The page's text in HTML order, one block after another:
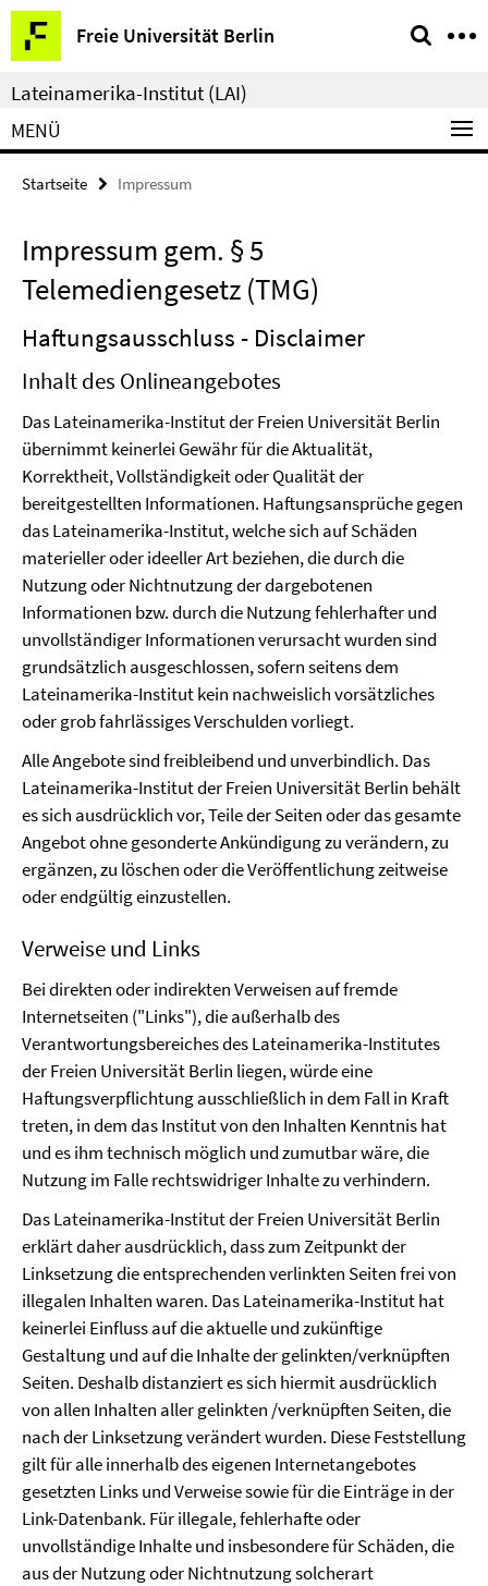
Springe
direkt
zu
Inhalt
Freie Universität Berlin
Service-
Navigation
Lateinamerika-Institut (LAI)
MENÜ
Startseite Impressum
Impressum gem. § 5
Telemediengesetz (TMG)
Haftungsausschluss - Disclaimer
Inhalt des Onlineangebotes
Das Lateinamerika-Institut der Freien Universität Berlin
übernimmt keinerlei Gewähr für die Aktualität,
Korrektheit, Vollständigkeit oder Qualität der
bereitgestellten Informationen. Haftungsansprüche gegen
das Lateinamerika-Institut, welche sich auf Schäden
materieller oder ideeller Art beziehen, die durch die
Nutzung oder Nichtnutzung der dargebotenen
Informationen bzw. durch die Nutzung fehlerhafter und
unvollständiger Informationen verursacht wurden sind
grundsätzlich ausgeschlossen, sofern seitens dem
Lateinamerika-Institut kein nachweislich vorsätzliches
oder grob fahrlässiges Verschulden vorliegt.
Alle Angebote sind freibleibend und unverbindlich. Das
Lateinamerika-Institut der Freien Universität Berlin behält
es sich ausdrücklich vor, Teile der Seiten oder das gesamte
Angebot ohne gesonderte Ankündigung zu verändern, zu
ergänzen, zu löschen oder die Veröffentlichung zeitweise
oder endgültig einzustellen.
Verweise und Links
Bei direkten oder indirekten Verweisen auf fremde
Internetseiten ("Links"), die außerhalb des
Verantwortungsbereiches des Lateinamerika-Institutes
der Freien Universität Berlin liegen, würde eine
Haftungsverpflichtung ausschließlich in dem Fall in Kraft
treten, in dem das Institut von den Inhalten Kenntnis hat
und es ihm technisch möglich und zumutbar wäre, die
Nutzung im Falle rechtswidriger Inhalte zu verhindern.
Das Lateinamerika-Institut der Freien Universität Berlin
erklärt daher ausdrücklich, dass zum Zeitpunkt der
Linksetzung die entsprechenden verlinkten Seiten frei von
illegalen Inhalten waren. Das Lateinamerika-Institut hat
keinerlei Einfluss auf die aktuelle und zukünftige
Gestaltung und auf die Inhalte der gelinkten/verknüpften
Seiten. Deshalb distanziert es sich hiermit ausdrücklich
von allen Inhalten aller gelinkten /verknüpften Seiten, die
nach der Linksetzung verändert wurden. Diese Feststellung
gilt für alle innerhalb des eigenen Internetangebotes
gesetzten Links und Verweise sowie für die Einträge in der
Link-Datenbank. Für illegale, fehlerhafte oder
unvollständige Inhalte und insbesondere für Schäden, die
aus der Nutzung oder Nichtnutzung solcherart